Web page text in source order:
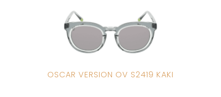
OSCAR VERSION OV S2419 KAKI